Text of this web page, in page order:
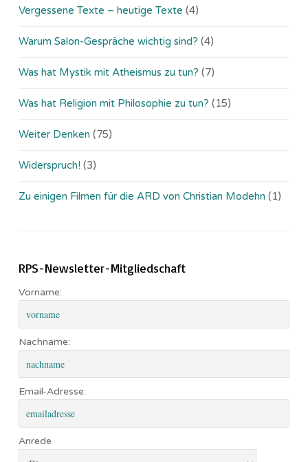
Vergessene Texte – heutige Texte (4)
Warum Salon-Gespräche wichtig sind? (4)
Was hat Mystik mit Atheismus zu tun? (7)
Was hat Religion mit Philosophie zu tun? (15)
Weiter Denken (75)
Widerspruch! (3)
Zu einigen Filmen für die ARD von Christian Modehn (1)
RPS-Newsletter-Mitgliedschaft
Vorname:
Nachname:
Email-Adresse:
Anrede